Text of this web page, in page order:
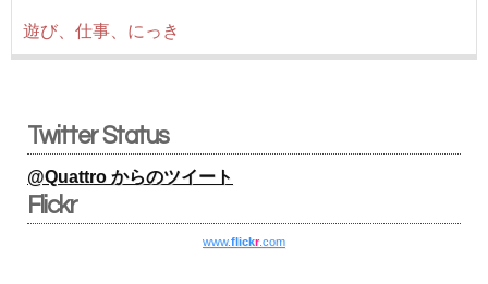
遊び、仕事、にっき
Twitter Status
@Quattro からのツイート
Flickr
www.flickr.com